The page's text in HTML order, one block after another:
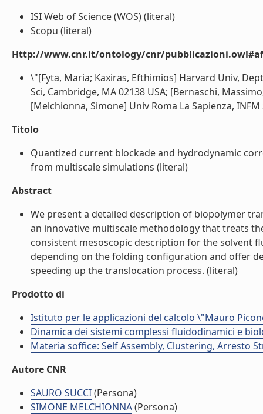
ISI Web of Science (WOS) (literal)
Scopu (literal)
Http://www.cnr.it/ontology/cnr/
\"[Fyta, Maria; Kaxiras, Efthimios] Harvard Univ,
Sci, Cambridge, MA 02138 USA; [Bernaschi,
[Melchionna, Simone] Univ Roma La Sapienza,
Titolo
Quantized current blockade and hydrodynamic
from multiscale simulations (literal)
Abstract
We present a detailed description of biopolymer
an innovative multiscale methodology that treats
consistent mesoscopic description for the solvent
depending on the folding configuration and offer
speeding up the translocation process. (literal)
Prodotto di
Istituto per le applicazioni del calcolo \"Mauro
Dinamica dei sistemi complessi fluidodinamici e
Materia soffice: Self Assembly, Clustering, Arresto
Autore CNR
SAURO SUCCI(Persona)
SIMONE MELCHIONNA(Persona)